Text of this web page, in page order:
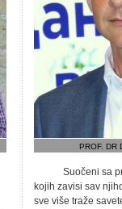
PROF. DR
Suočeni sa
kojih zavisi sav
sve više traže